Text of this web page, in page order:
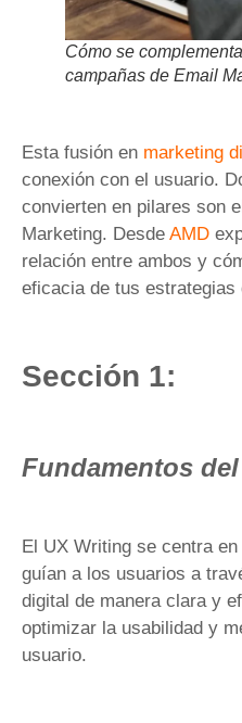
Cómo se
campañas de Email
Esta fusión en marketing
conexión con el usuario.
convierten en pilares son
Marketing. Desde AMD
relación entre ambos y
eficacia de tus estrategias
Sección 1:
Fundamentos
El UX Writing se centra
guían a los usuarios a
digital de manera clara y
optimizar la usabilidad y
usuario.